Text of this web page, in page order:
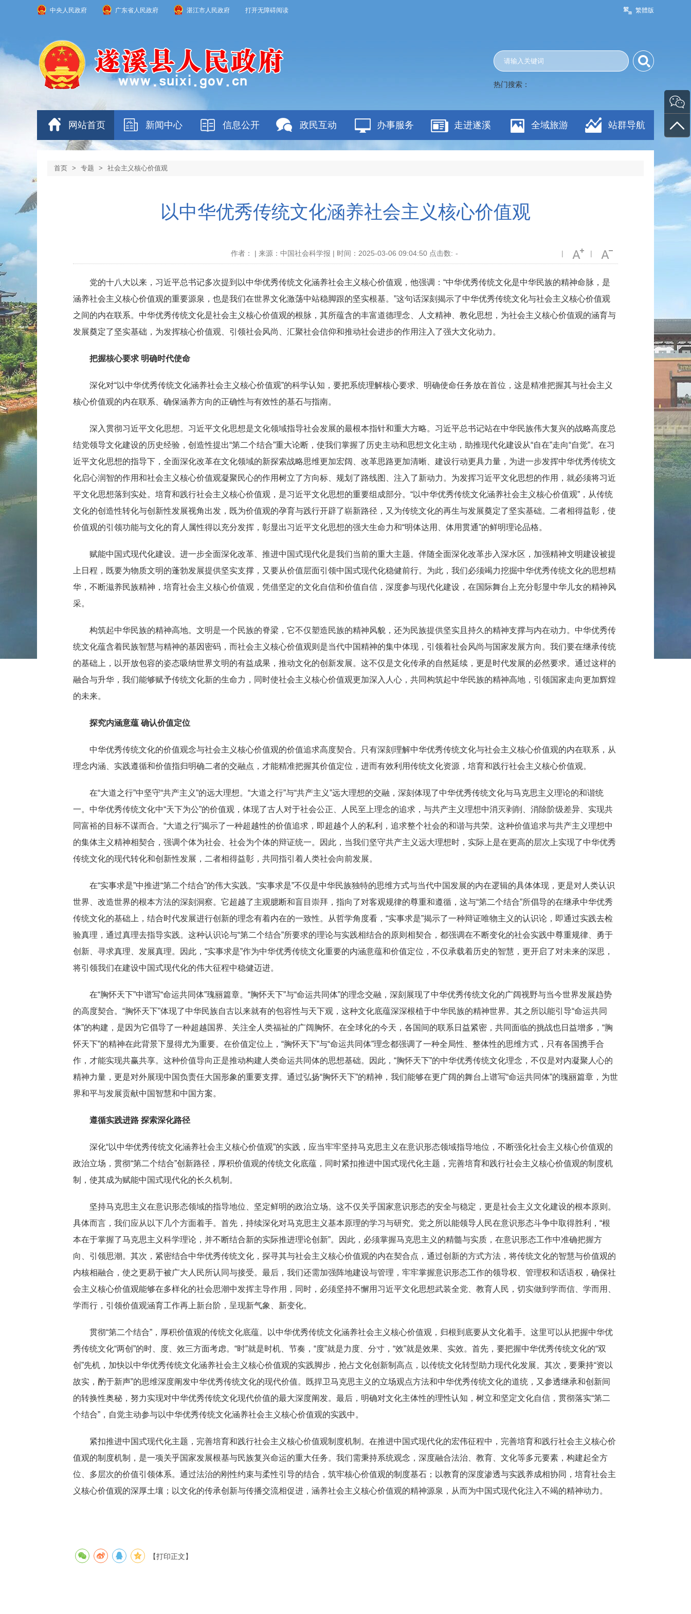
繁體版
中央人民政府 广东省人民政府 湛江市人民政府 打开无障碍阅读
热门搜索：
网站首页 新闻中心 信息公开 政民互动 办事服务 走进遂溪 全域旅游 站群导航
首页 > 专题 > 社会主义核心价值观
以中华优秀传统文化涵养社会主义核心价值观
|
|
作者： | 来源：中国社会科学报 | 时间：2025-03-06 09:04:50 点击数: -
党的十八大以来，习近平总书记多次提到以中华优秀传统文化涵养社会主义核心价值观，他强调：“中华优秀传统文化是中华民族的精神命脉，是
涵养社会主义核心价值观的重要源泉，也是我们在世界文化激荡中站稳脚跟的坚实根基。”这句话深刻揭示了中华优秀传统文化与社会主义核心价值观
之间的内在联系。中华优秀传统文化是社会主义核心价值观的根脉，其所蕴含的丰富道德理念、人文精神、教化思想，为社会主义核心价值观的涵育与
发展奠定了坚实基础，为发挥核心价值观、引领社会风尚、汇聚社会信仰和推动社会进步的作用注入了强大文化动力。
把握核心要求 明确时代使命
深化对“以中华优秀传统文化涵养社会主义核心价值观”的科学认知，要把系统理解核心要求、明确使命任务放在首位，这是精准把握其与社会主义
核心价值观的内在联系、确保涵养方向的正确性与有效性的基石与指南。
深入贯彻习近平文化思想。习近平文化思想是文化领域指导社会发展的最根本指针和重大方略。习近平总书记站在中华民族伟大复兴的战略高度总
结党领导文化建设的历史经验，创造性提出“第二个结合”重大论断，使我们掌握了历史主动和思想文化主动，助推现代化建设从“自在”走向“自觉”。在习
近平文化思想的指导下，全面深化改革在文化领域的新探索战略思维更加宏阔、改革思路更加清晰、建设行动更具力量，为进一步发挥中华优秀传统文
化启心润智的作用和社会主义核心价值观凝聚民心的作用树立了方向标、规划了路线图、注入了新动力。为发挥习近平文化思想的作用，就必须将习近
平文化思想落到实处。培育和践行社会主义核心价值观，是习近平文化思想的重要组成部分。“以中华优秀传统文化涵养社会主义核心价值观”，从传统
文化的创造性转化与创新性发展视角出发，既为价值观的孕育与践行开辟了崭新路径，又为传统文化的再生与发展奠定了坚实基础。二者相得益彰，使
价值观的引领功能与文化的育人属性得以充分发挥，彰显出习近平文化思想的强大生命力和“明体达用、体用贯通”的鲜明理论品格。
赋能中国式现代化建设。进一步全面深化改革、推进中国式现代化是我们当前的重大主题。伴随全面深化改革步入深水区，加强精神文明建设被提
上日程，既要为物质文明的蓬勃发展提供坚实支撑，又要从价值层面引领中国式现代化稳健前行。为此，我们必须竭力挖掘中华优秀传统文化的思想精
华，不断滋养民族精神，培育社会主义核心价值观，凭借坚定的文化自信和价值自信，深度参与现代化建设，在国际舞台上充分彰显中华儿女的精神风
采。
构筑起中华民族的精神高地。文明是一个民族的脊梁，它不仅塑造民族的精神风貌，还为民族提供坚实且持久的精神支撑与内在动力。中华优秀传
统文化蕴含着民族智慧与精神的基因密码，而社会主义核心价值观则是当代中国精神的集中体现，引领着社会风尚与国家发展方向。我们要在继承传统
的基础上，以开放包容的姿态吸纳世界文明的有益成果，推动文化的创新发展。这不仅是文化传承的自然延续，更是时代发展的必然要求。通过这样的
融合与升华，我们能够赋予传统文化新的生命力，同时使社会主义核心价值观更加深入人心，共同构筑起中华民族的精神高地，引领国家走向更加辉煌
的未来。
探究内涵意蕴 确认价值定位
中华优秀传统文化的价值观念与社会主义核心价值观的价值追求高度契合。只有深刻理解中华优秀传统文化与社会主义核心价值观的内在联系，从
理念内涵、实践遵循和价值指归明确二者的交融点，才能精准把握其价值定位，进而有效利用传统文化资源，培育和践行社会主义核心价值观。
在“大道之行”中坚守“共产主义”的远大理想。“大道之行”与“共产主义”远大理想的交融，深刻体现了中华优秀传统文化与马克思主义理论的和谐统
一。中华优秀传统文化中“天下为公”的价值观，体现了古人对于社会公正、人民至上理念的追求，与共产主义理想中消灭剥削、消除阶级差异、实现共
同富裕的目标不谋而合。“大道之行”揭示了一种超越性的价值追求，即超越个人的私利，追求整个社会的和谐与共荣。这种价值追求与共产主义理想中
的集体主义精神相契合，强调个体为社会、社会为个体的辩证统一。因此，当我们坚守共产主义远大理想时，实际上是在更高的层次上实现了中华优秀
传统文化的现代转化和创新性发展，二者相得益彰，共同指引着人类社会向前发展。
在“实事求是”中推进“第二个结合”的伟大实践。“实事求是”不仅是中华民族独特的思维方式与当代中国发展的内在逻辑的具体体现，更是对人类认识
世界、改造世界的根本方法的深刻洞察。它超越了主观臆断和盲目崇拜，指向了对客观规律的尊重和遵循，这与“第二个结合”所倡导的在继承中华优秀
传统文化的基础上，结合时代发展进行创新的理念有着内在的一致性。从哲学角度看，“实事求是”揭示了一种辩证唯物主义的认识论，即通过实践去检
验真理，通过真理去指导实践。这种认识论与“第二个结合”所要求的理论与实践相结合的原则相契合，都强调在不断变化的社会实践中尊重规律、勇于
创新、寻求真理、发展真理。因此，“实事求是”作为中华优秀传统文化重要的内涵意蕴和价值定位，不仅承载着历史的智慧，更开启了对未来的深思，
将引领我们在建设中国式现代化的伟大征程中稳健迈进。
在“胸怀天下”中谱写“命运共同体”瑰丽篇章。“胸怀天下”与“命运共同体”的理念交融，深刻展现了中华优秀传统文化的广阔视野与当今世界发展趋势
的高度契合。“胸怀天下”体现了中华民族自古以来就有的包容性与天下观，这种文化底蕴深深根植于中华民族的精神世界。其之所以能引导“命运共同
体”的构建，是因为它倡导了一种超越国界、关注全人类福祉的广阔胸怀。在全球化的今天，各国间的联系日益紧密，共同面临的挑战也日益增多，“胸
怀天下”的精神在此背景下显得尤为重要。在价值定位上，“胸怀天下”与“命运共同体”理念都强调了一种全局性、整体性的思维方式，只有各国携手合
作，才能实现共赢共享。这种价值导向正是推动构建人类命运共同体的思想基础。因此，“胸怀天下”的中华优秀传统文化理念，不仅是对内凝聚人心的
精神力量，更是对外展现中国负责任大国形象的重要支撑。通过弘扬“胸怀天下”的精神，我们能够在更广阔的舞台上谱写“命运共同体”的瑰丽篇章，为世
界和平与发展贡献中国智慧和中国方案。
遵循实践进路 探索深化路径
深化“以中华优秀传统文化涵养社会主义核心价值观”的实践，应当牢牢坚持马克思主义在意识形态领域指导地位，不断强化社会主义核心价值观的
政治立场，贯彻“第二个结合”创新路径，厚积价值观的传统文化底蕴，同时紧扣推进中国式现代化主题，完善培育和践行社会主义核心价值观的制度机
制，使其成为赋能中国式现代化的长久机制。
坚持马克思主义在意识形态领域的指导地位、坚定鲜明的政治立场。这不仅关乎国家意识形态的安全与稳定，更是社会主义文化建设的根本原则。
具体而言，我们应从以下几个方面着手。首先，持续深化对马克思主义基本原理的学习与研究。党之所以能领导人民在意识形态斗争中取得胜利，“根
本在于掌握了马克思主义科学理论，并不断结合新的实际推进理论创新”。因此，必须掌握马克思主义的精髓与实质，在意识形态工作中准确把握方
向、引领思潮。其次，紧密结合中华优秀传统文化，探寻其与社会主义核心价值观的内在契合点，通过创新的方式方法，将传统文化的智慧与价值观的
内核相融合，使之更易于被广大人民所认同与接受。最后，我们还需加强阵地建设与管理，牢牢掌握意识形态工作的领导权、管理权和话语权，确保社
会主义核心价值观能够在多样化的社会思潮中发挥主导作用，同时，必须坚持不懈用习近平文化思想武装全党、教育人民，切实做到学而信、学而用、
学而行，引领价值观涵育工作再上新台阶，呈现新气象、新变化。
贯彻“第二个结合”，厚积价值观的传统文化底蕴。以中华优秀传统文化涵养社会主义核心价值观，归根到底要从文化着手。这里可以从把握中华优
秀传统文化“两创”的时、度、效三方面考虑。“时”就是时机、节奏，“度”就是力度、分寸，“效”就是效果、实效。首先，要把握中华优秀传统文化的“双
创”先机，加快以中华优秀传统文化涵养社会主义核心价值观的实践脚步，抢占文化创新制高点，以传统文化转型助力现代化发展。其次，要秉持“资以
故实，酌于新声”的思维深度阐发中华优秀传统文化的现代价值。既捍卫马克思主义的立场观点方法和中华优秀传统文化的道统，又参透继承和创新间
的转换性奥秘，努力实现对中华优秀传统文化现代价值的最大深度阐发。最后，明确对文化主体性的理性认知，树立和坚定文化自信，贯彻落实“第二
个结合”，自觉主动参与以中华优秀传统文化涵养社会主义核心价值观的实践中。
紧扣推进中国式现代化主题，完善培育和践行社会主义核心价值观制度机制。在推进中国式现代化的宏伟征程中，完善培育和践行社会主义核心价
值观的制度机制，是一项关乎国家发展根基与民族复兴命运的重大任务。我们需秉持系统观念，深度融合法治、教育、文化等多元要素，构建起全方
位、多层次的价值引领体系。通过法治的刚性约束与柔性引导的结合，筑牢核心价值观的制度基石；以教育的深度渗透与实践养成相协同，培育社会主
义核心价值观的深厚土壤；以文化的传承创新与传播交流相促进，涵养社会主义核心价值观的精神源泉，从而为中国式现代化注入不竭的精神动力。
【打印正文】